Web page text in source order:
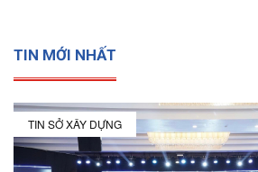
TIN MỚI NHẤT
TIN SỞ XÂY DỰNG